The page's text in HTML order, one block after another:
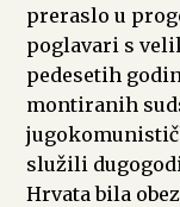
preraslo u
poglavari s
pedesetih
montiranih
služili
Hrvata bila